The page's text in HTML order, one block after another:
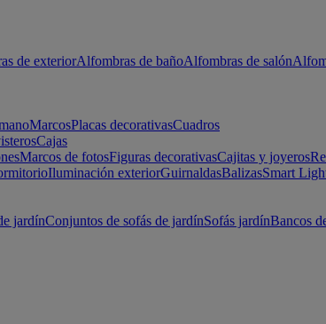
de exteriorAlfombras de bañoAlfombras de salón
MarcosPlacas decorativasCuadros
Cajas
Marcos de fotosFiguras decorativasCajitas y joyeros
Iluminación exteriorGuirnaldasBalizasSmart
jardínConjuntos de sofás de jardínSofás jardínBancos